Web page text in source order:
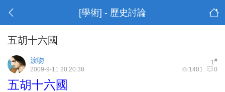
[學術] - 歷史討論
五胡十六國
1#
淚吻
1481 0
2009-9-11 20:20:38
五胡十六國